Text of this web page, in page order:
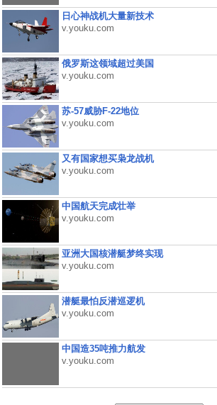
日心神战机大量新技术
v.youku.com
俄罗斯这领域超过美国
v.youku.com
苏-57威胁F-22地位
v.youku.com
又有国家想买枭龙战机
v.youku.com
中国航天完成壮举
v.youku.com
亚洲大国核潜艇梦终实现
v.youku.com
潜艇最怕反潜巡逻机
v.youku.com
中国造35吨推力航发
v.youku.com